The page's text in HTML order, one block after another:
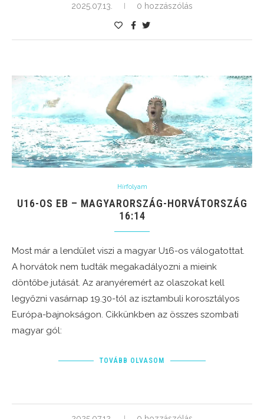
2025.07.13. 0 hozzászólás
Hírfolyam
U16-OS EB – MAGYARORSZÁG-HORVÁTORSZÁG
16:14
Most már a lendület viszi a magyar U16-os válogatottat.
A horvátok nem tudták megakadályozni a mieink
döntőbe jutását. Az aranyéremért az olaszokat kell
legyőzni vasárnap 19.30-tól az isztambuli korosztályos
Európa-bajnokságon. Cikkünkben az összes szombati
magyar gól:
TOVÁBB OLVASOM